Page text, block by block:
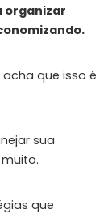
organizar
que isso é
sua
que